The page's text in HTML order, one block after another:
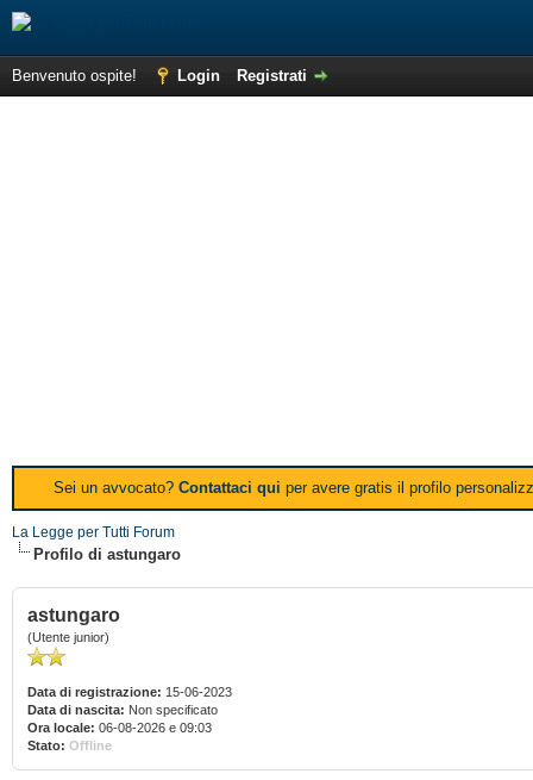
Benvenuto ospite! Login Registrati
Sei un avvocato? Contattaci qui per avere gratis il profilo
La Legge per Tutti Forum
Profilo di astungaro
astungaro
(Utente junior)
Data di registrazione: 15-06-2023
Data di nascita: Non specificato
Ora locale: 06-08-2026 e 09:03
Stato: Offline